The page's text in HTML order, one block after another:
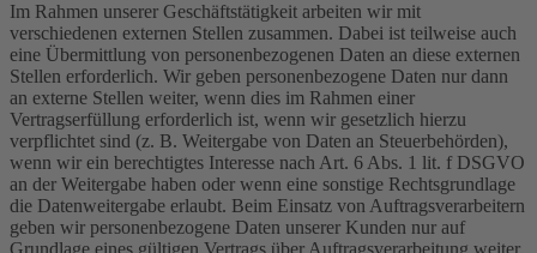
Im Rahmen unserer Geschäftstätigkeit arbeiten wir mit
verschiedenen externen Stellen zusammen. Dabei ist teilweise auch
eine Übermittlung von personenbezogenen Daten an diese externen
Stellen erforderlich. Wir geben personenbezogene Daten nur dann
an externe Stellen weiter, wenn dies im Rahmen einer
Vertragserfüllung erforderlich ist, wenn wir gesetzlich hierzu
verpflichtet sind (z. B. Weitergabe von Daten an Steuerbehörden),
wenn wir ein berechtigtes Interesse nach Art. 6 Abs. 1 lit. f DSGVO
an der Weitergabe haben oder wenn eine sonstige Rechtsgrundlage
die Datenweitergabe erlaubt. Beim Einsatz von Auftragsverarbeitern
geben wir personenbezogene Daten unserer Kunden nur auf
Grundlage eines gültigen Vertrags über Auftragsverarbeitung weiter.